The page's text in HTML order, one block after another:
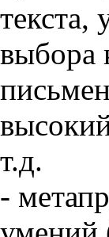
текста,
выбора
т.д.
-